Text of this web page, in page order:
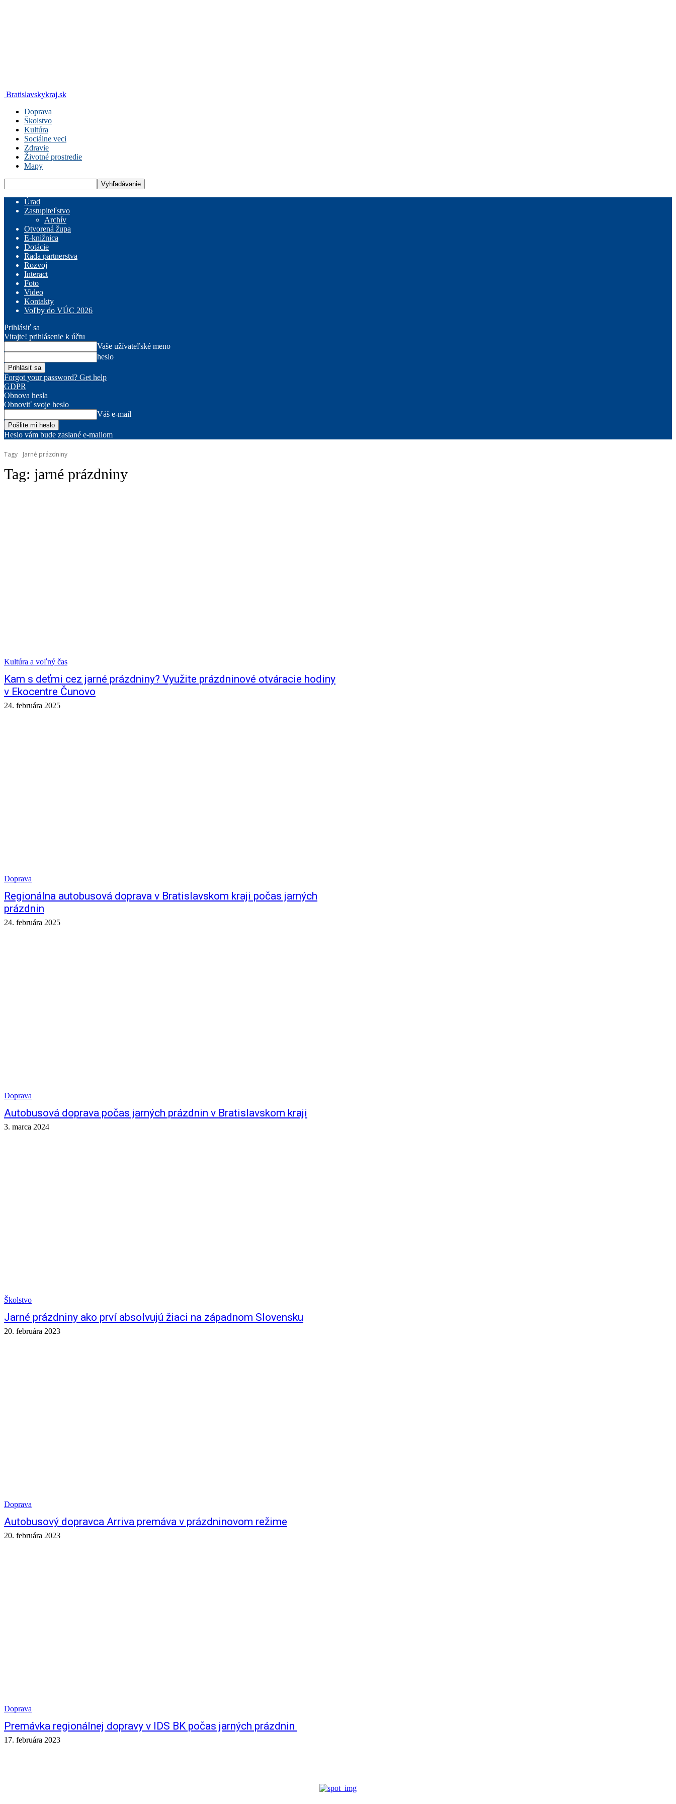
Bratislavskykraj.sk
Doprava
Školstvo
Kultúra
Sociálne veci
Zdravie
Životné prostredie
Mapy
Úrad
Zastupiteľstvo
Archív
Otvorená župa
E-knižnica
Dotácie
Rada partnerstva
Rozvoj
Interact
Foto
Video
Kontakty
Voľby do VÚC 2026
Prihlásiť sa
Vitajte! prihlásenie k účtu
Vaše užívateľské meno
heslo
Forgot your password? Get help
GDPR
Obnova hesla
Obnoviť svoje heslo
Váš e-mail
Heslo vám bude zaslané e-mailom
Tagy Jarné prázdniny
Tag: jarné prázdniny
Kultúra a voľný čas
Kam s deťmi cez jarné prázdniny? Využite prázdninové otváracie hodiny
v Ekocentre Čunovo
24. februára 2025
Doprava
Regionálna autobusová doprava v Bratislavskom kraji počas jarných
prázdnin
24. februára 2025
Doprava
Autobusová doprava počas jarných prázdnin v Bratislavskom kraji
3. marca 2024
Školstvo
Jarné prázdniny ako prví absolvujú žiaci na západnom Slovensku
20. februára 2023
Doprava
Autobusový dopravca Arriva premáva v prázdninovom režime
20. februára 2023
Doprava
Premávka regionálnej dopravy v IDS BK počas jarných prázdnin
17. februára 2023